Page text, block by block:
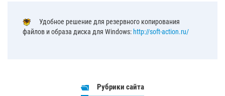
Удобное решение для резервного копирования
файлов и образа диска для Windows: http://soft-action.ru/
Рубрики сайта